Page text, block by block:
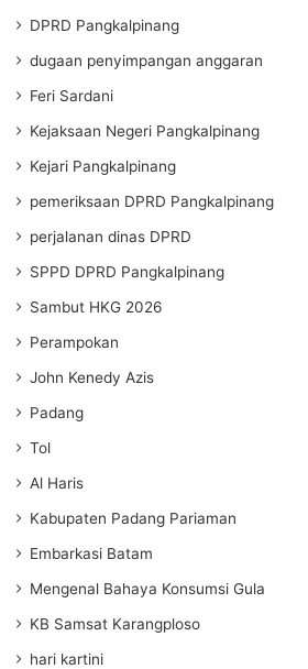
DPRD Pangkalpinang
dugaan penyimpangan anggaran
Feri Sardani
Kejaksaan Negeri Pangkalpinang
Kejari Pangkalpinang
pemeriksaan DPRD Pangkalpinang
perjalanan dinas DPRD
SPPD DPRD Pangkalpinang
Sambut HKG 2026
Perampokan
John Kenedy Azis
Padang
Tol
Al Haris
Kabupaten Padang Pariaman
Embarkasi Batam
Mengenal Bahaya Konsumsi Gula
KB Samsat Karangploso
hari kartini